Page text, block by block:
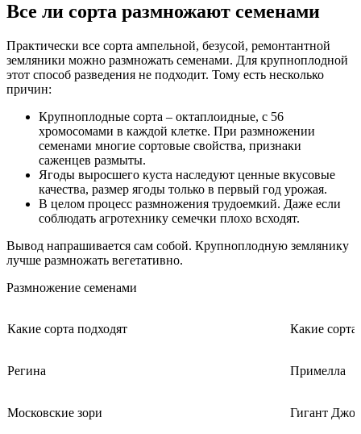
Все ли сорта размножают семенами
Практически все сорта ампельной, безусой, ремонтантной
земляники можно размножать семенами. Для крупноплодной
этот способ разведения не подходит. Тому есть несколько
причин:
Крупноплодные сорта – октаплоидные, с 56
хромосомами в каждой клетке. При размножении
семенами многие сортовые свойства, признаки
саженцев размыты.
Ягоды выросшего куста наследуют ценные вкусовые
качества, размер ягоды только в первый год урожая.
В целом процесс размножения трудоемкий. Даже если
соблюдать агротехнику семечки плохо всходят.
Вывод напрашивается сам собой. Крупноплодную землянику
лучше размножать вегетативно.
Размножение семенами
Какие сорта подходят Какие сорта
Регина Примелла
Московские зори Гигант